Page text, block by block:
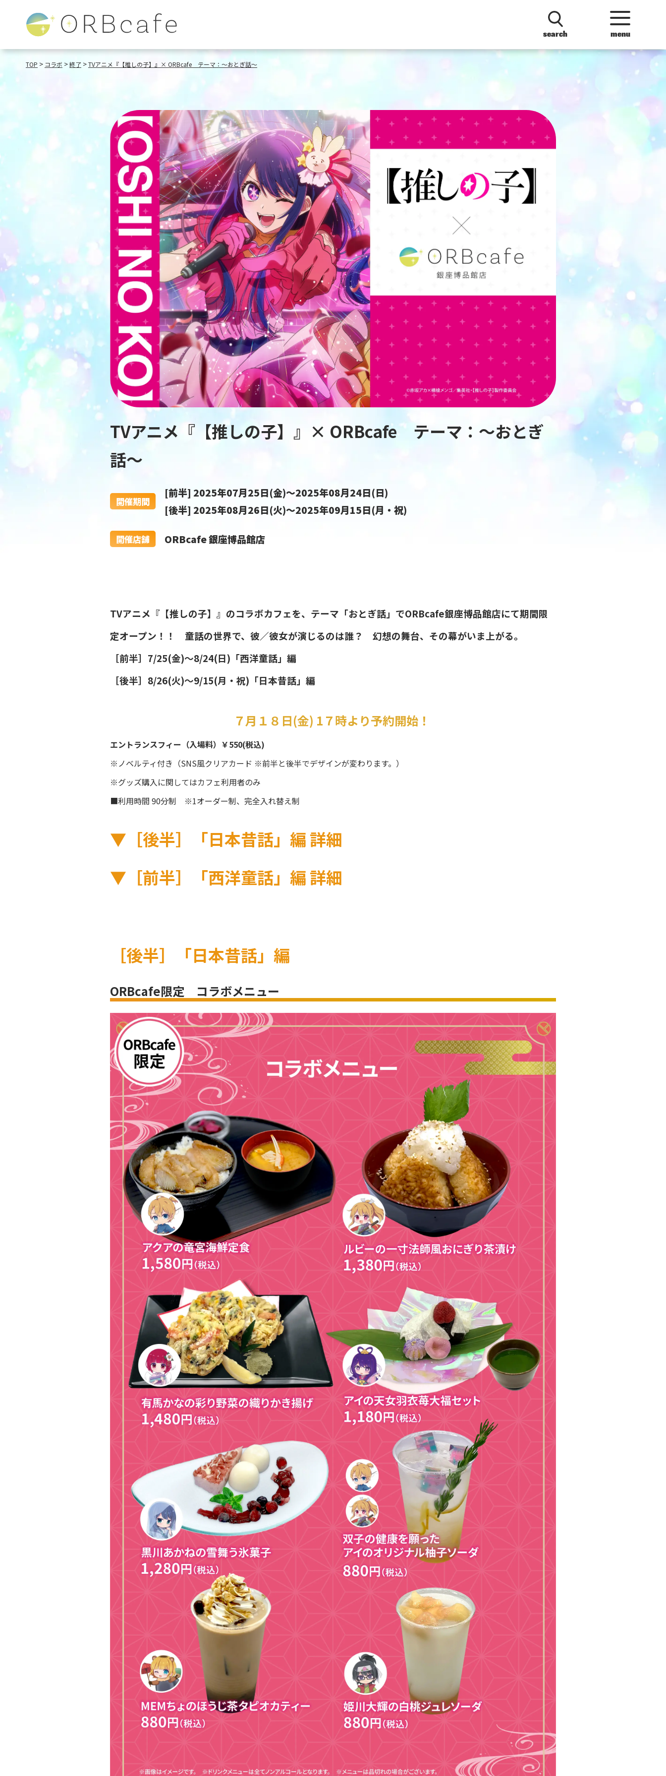
search menu
TOP > コラボ >終了 >TVアニメ『【推しの子】』× ORBcafe テーマ：〜おとぎ話〜
TVアニメ『【推しの子】』× ORBcafe テーマ：〜おとぎ
話〜
開催期間
[前半] 2025年07月25日(金)～2025年08月24日(日)
[後半] 2025年08月26日(火)～2025年09月15日(月・祝)
開催店舗 ORBcafe 銀座博品館店
TVアニメ『【推しの子】』のコラボカフェを、テーマ「おとぎ話」でORBcafe銀座博品館店にて期間限
定オープン！！ 童話の世界で、彼／彼女が演じるのは誰？ 幻想の舞台、その幕がいま上がる。
［前半］7/25(金)〜8/24(日)「西洋童話」編
［後半］8/26(火)〜9/15(月・祝)「日本昔話」編
７月１８日(金) 1７時より予約開始！
エントランスフィー（入場料）￥550(税込)
※ノベルティ付き（SNS風クリアカード ※前半と後半でデザインが変わります。）
※グッズ購入に関してはカフェ利用者のみ
■利用時間 90分制 ※1オーダー制、完全入れ替え制
▼［後半］「日本昔話」編 詳細
▼［前半］「西洋童話」編 詳細
［後半］「日本昔話」編
ORBcafe限定 コラボメニュー